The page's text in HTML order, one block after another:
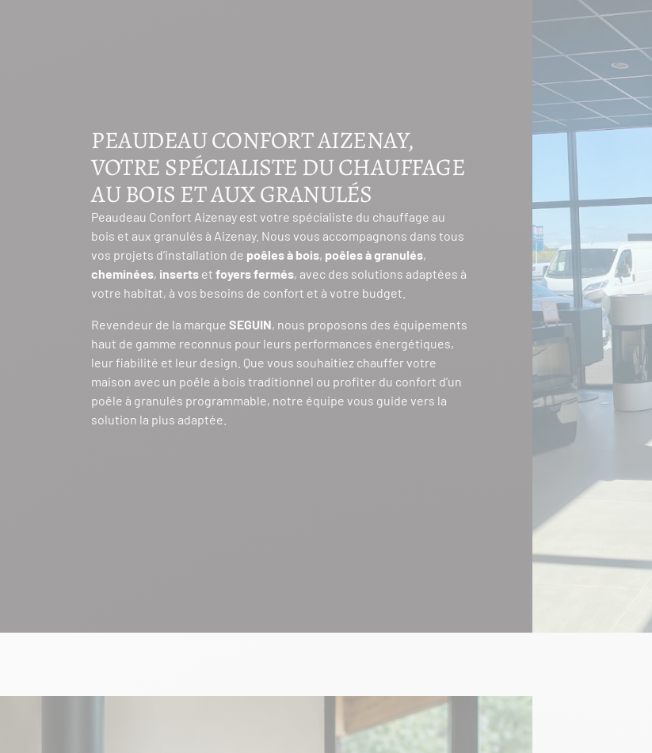
PEAUDEAU CONFORT AIZENAY,
VOTRE SPÉCIALISTE DU CHAUFFAGE
AU BOIS ET AUX GRANULÉS
Peaudeau Confort Aizenay est votre spécialiste du chauffage au
bois et aux granulés à Aizenay. Nous vous accompagnons dans tous
vos projets d’installation de poêles à bois, poêles à granulés,
cheminées, inserts et foyers fermés, avec des solutions adaptées à
votre habitat, à vos besoins de confort et à votre budget.
Revendeur de la marque SEGUIN, nous proposons des équipements
haut de gamme reconnus pour leurs performances énergétiques,
leur fiabilité et leur design. Que vous souhaitiez chauffer votre
maison avec un poêle à bois traditionnel ou profiter du confort d’un
poêle à granulés programmable, notre équipe vous guide vers la
solution la plus adaptée.